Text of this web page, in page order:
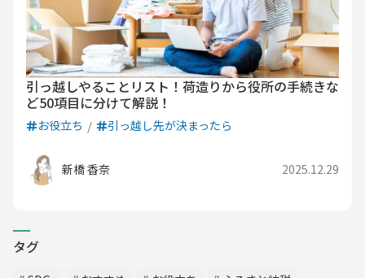
引っ越しやることリスト！荷造りから役所の手続きな
ど50項目に分けて解説！
お役立ち 引っ越し先が決まったら
新橋 香奈 2025.12.29
タグ